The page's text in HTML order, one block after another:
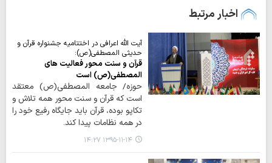
اخبار مرتبط
آیت الله اعرافی در اختتامیه جشنواره قرآن و
حدیثی المصطفی(ص):
قرآن و سنت محور فعالیت های
المصطفی(ص) است
حوزه/ جامعه المصطفی(ص) معتقد
است که قرآن و سنت محور همه تلاش و
تکاپو بوده، قرآن باید جایگاه رفیع خود را
در همه نظامات پیدا کند.
۱۳۹۵-۱۱-۱۴ ۱۴:۲۷